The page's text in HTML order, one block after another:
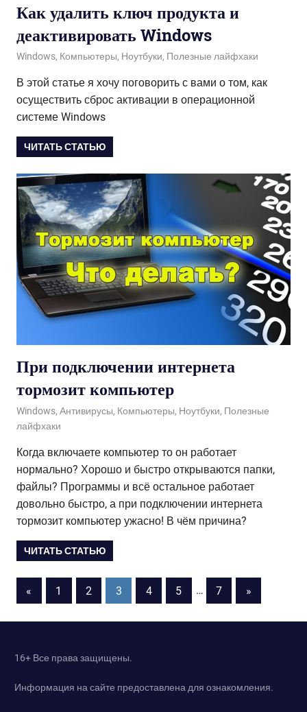
Как удалить ключ продукта и
деактивировать Windows
27.03.2020
admin
Windows, Компьютеры, Ноутбуки, Полезные лайфхаки
В этой статье я хочу поговорить с вами о том, как
осуществить сброс активации в операционной
системе Windows
ЧИТАТЬ СТАТЬЮ
При подключении интернета
тормозит компьютер
12.03.2020
admin
Windows, Антивирусы, Компьютеры, Ноутбуки, Полезные
лайфхаки
Когда включаете компьютер то он работает
нормально? Хорошо и быстро открываются папки,
файлы? Программы и всё остальное работает
довольно быстро, а при подключении интернета
тормозит компьютер ужасно! В чём причина?
ЧИТАТЬ СТАТЬЮ
Пагинация
записей
« Предыдущие
записи
1 2 3 4 5 … 7
Следующие
записи
»
16+ Все права защищены.
Информация на сайте предоставлена для ознакомления.